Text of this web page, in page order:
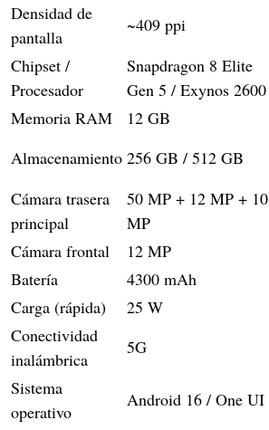
Densidad de
pantalla
~409 ppi
Chipset /
Procesador
Snapdragon 8 Elite
Gen 5 / Exynos 2600
Memoria RAM
12 GB
Almacenamiento 256 GB / 512 GB
Cámara trasera
principal
50 MP + 12 MP + 10
MP
Cámara frontal
12 MP
Batería
4300 mAh
Carga (rápida)
25 W
Conectividad
inalámbrica
5G
Sistema
operativo
Android 16 / One UI